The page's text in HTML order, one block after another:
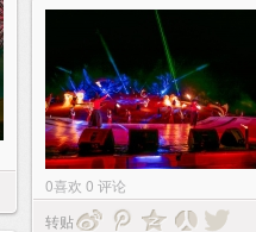
0喜欢 0 评论
转贴